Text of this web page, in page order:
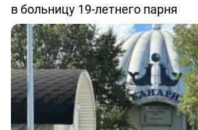
в больницу 19-летнего парня